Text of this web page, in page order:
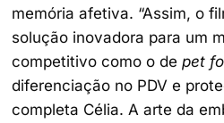
memória afetiva. “Assim, o
solução inovadora para um
competitivo como o de pet
diferenciação no PDV e
completa Célia. A arte da